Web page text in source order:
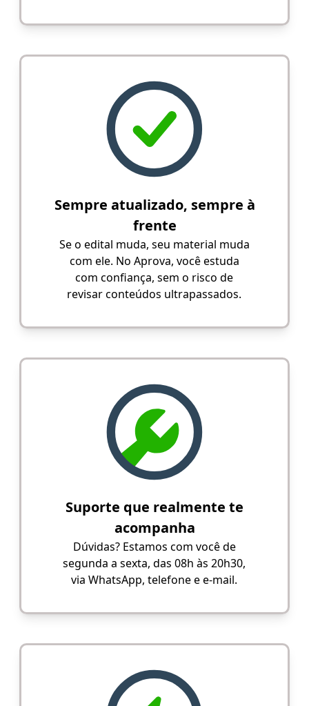
Sempre atualizado, sempre à
frente
Se o edital muda, seu material muda
com ele. No Aprova, você estuda
com confiança, sem o risco de
revisar conteúdos ultrapassados.
Suporte que realmente te
acompanha
Dúvidas? Estamos com você de
segunda a sexta, das 08h às 20h30,
via WhatsApp, telefone e e-mail.